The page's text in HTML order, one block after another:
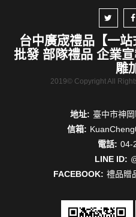
台中廣宬禮品【一
批發 部隊禮品 企業
雕
2019© Copyright All
地址: 臺中市神
信箱:
電話: 04-
LINE ID:
FACEBOOK: 禮品贈